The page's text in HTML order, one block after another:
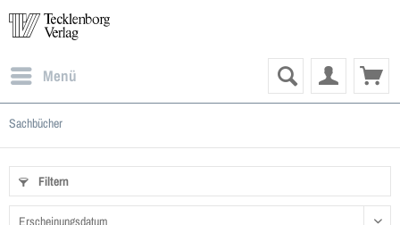
Menü
Sachbücher
Filtern